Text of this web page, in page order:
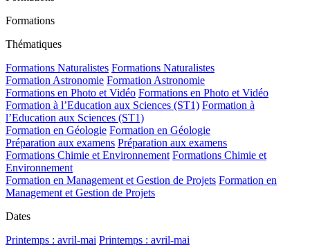
Formations
Thématiques
Formations Naturalistes Formations Naturalistes
Formation Astronomie Formation Astronomie
Formations en Photo et Vidéo Formations en Photo et Vidéo
Formation à l’Education aux Sciences (ST1) Formation à
l’Education aux Sciences (ST1)
Formation en Géologie Formation en Géologie
Préparation aux examens Préparation aux examens
Formations Chimie et Environnement Formations Chimie et
Environnement
Formation en Management et Gestion de Projets Formation en
Management et Gestion de Projets
Dates
Printemps : avril-mai Printemps : avril-mai